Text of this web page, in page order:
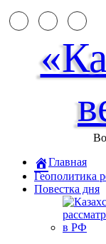
Главная
Геополитика
Повестка дня